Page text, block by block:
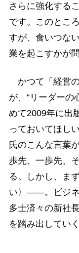
さらに強化する
です。このとこ
すが、食いつな
業を起こすかが
かつて「経営
が、“リーダーの
めて2009年に出
っておいてほし
氏のこんな言葉
歩先、一歩先、
る。しかし、ま
い〉――。ビジネ
多士済々の新社
を踏み出してい